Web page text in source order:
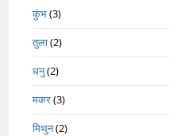
कुंभ(3)
तुला(2)
धनु(2)
मकर(3)
मिथुन(2)